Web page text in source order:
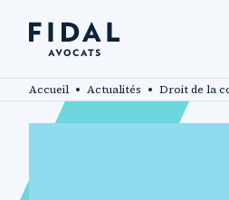
contenu
principal
Accueil Actualités